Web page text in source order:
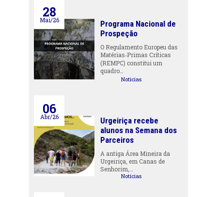
28
Mai/26
Programa Nacional de
Prospeção
O Regulamento Europeu das
Matérias‑Primas Críticas
(REMPC) constitui um
quadro…
Notícias
06
Abr/26
Urgeiriça recebe
alunos na Semana dos
Parceiros
A antiga Área Mineira da
Urgeiriça, em Canas de
Senhorim,…
Notícias